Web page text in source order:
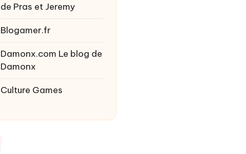
de Pras et Jeremy
Blogamer.fr
Damonx.com Le blog de
Damonx
Culture Games